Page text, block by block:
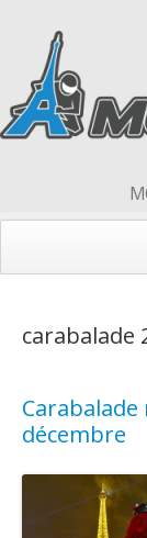
Forum
Qui sommes
Rejoins nous
Nous contacter
carabalade
décembre